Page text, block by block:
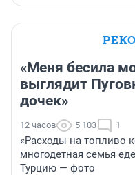
«Меня бесила
выглядит
дочек»
12 часов 5 103 1
«Расходы на топливо
многодетная семья
Турцию — фото